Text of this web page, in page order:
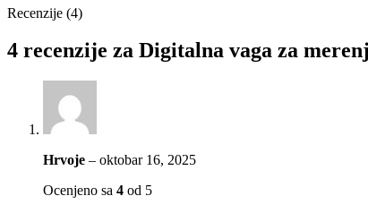
Recenzije (4)
4 recenzije za Digitalna vaga za
Hrvoje – oktobar 16, 2025
Ocenjeno sa 4 od 5